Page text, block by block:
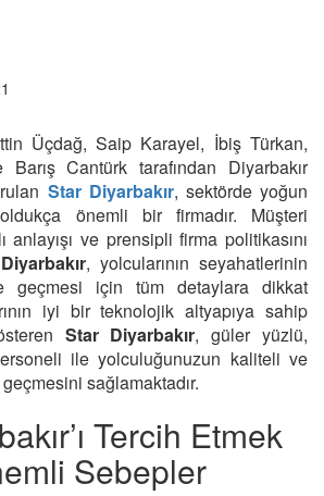
Üçdağ, Saip Karayel, İbiş Türkan,
Cantürk tarafından Diyarbakır
Star Diyarbakır, sektörde yoğun
önemli bir firmadır. Müşteri
anlayışı ve prensipli firma politikasını
, yolcularının seyahatlerinin
geçmesi için tüm detaylara dikkat
iyi bir teknolojik altyapıya sahip
Star Diyarbakır, güler yüzlü,
ile yolculuğunuzun kaliteli ve
sağlamaktadır.
Tercih Etmek
Sebepler